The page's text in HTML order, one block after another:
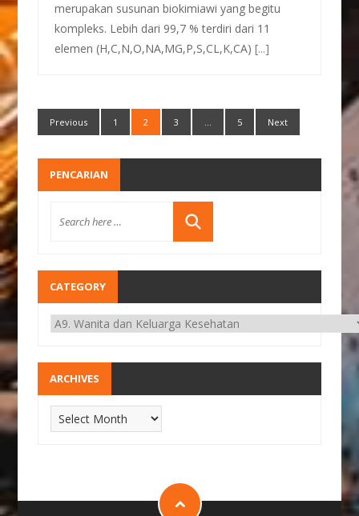
merupakan susunan biokimiawi yang begitu
kompleks. Lebih dari 99,7 % terdiri dari 11
elemen (H,C,N,O,NA,MG,P,S,CL,K,CA)[...]
Previous 1 2 3 … 5 Next
PENCARIAN
CATEGORY
ARCHIVES